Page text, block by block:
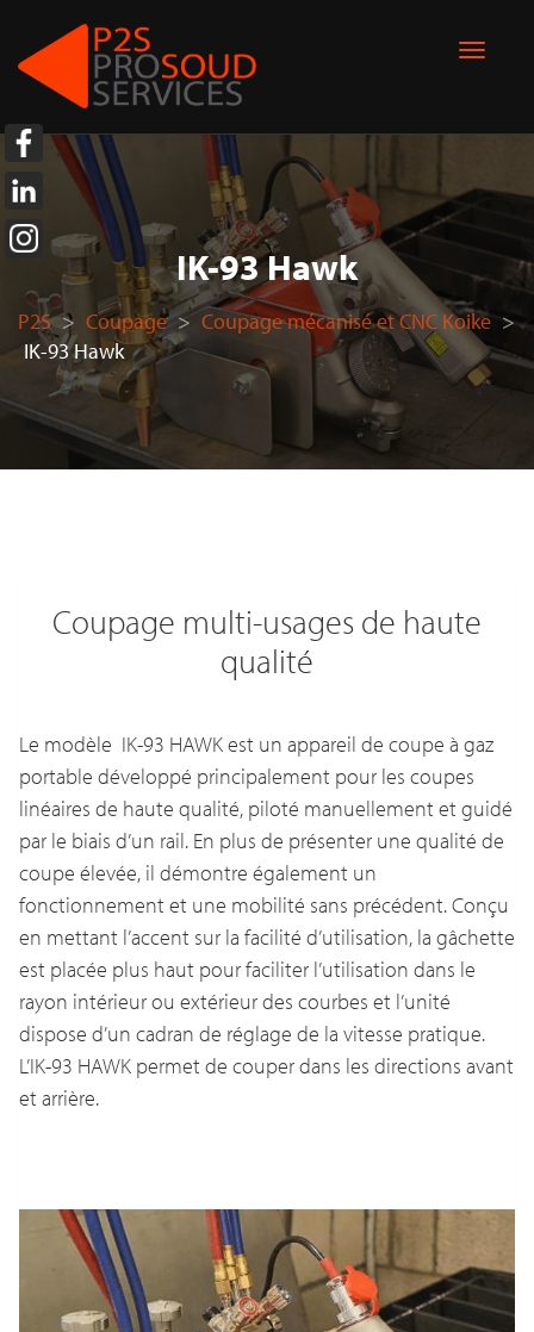
IK-93 Hawk
P2S > Coupage > Coupage mécanisé et CNC Koike >
IK-93 Hawk
Coupage multi-usages de haute
qualité
Le modèle IK-93 HAWK est un appareil de coupe à gaz
portable développé principalement pour les coupes
linéaires de haute qualité, piloté manuellement et guidé
par le biais d’un rail. En plus de présenter une qualité de
coupe élevée, il démontre également un
fonctionnement et une mobilité sans précédent. Conçu
en mettant l’accent sur la facilité d’utilisation, la gâchette
est placée plus haut pour faciliter l’utilisation dans le
rayon intérieur ou extérieur des courbes et l’unité
dispose d’un cadran de réglage de la vitesse pratique.
L’IK-93 HAWK permet de couper dans les directions avant
et arrière.